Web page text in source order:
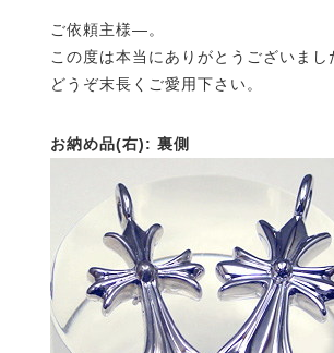
ご依頼主様—。
この度は本当にありがとうございまし
どうぞ末長くご愛用下さい。
お納め品(右): 裏側